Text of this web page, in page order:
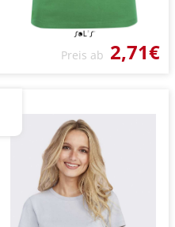
Preis ab 2,71€